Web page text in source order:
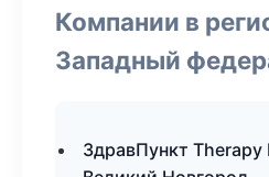
Компании в
Западный
ЗдравПункт